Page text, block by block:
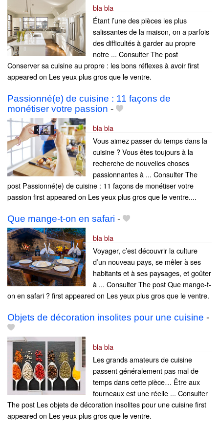
bla bla
Étant l’une des pièces les plus
salissantes de la maison, on a parfois
des difficultés à garder au propre
notre ... Consulter The post
Conserver sa cuisine au propre : les bons réflexes à avoir first
appeared on Les yeux plus gros que le ventre.
Passionné(e) de cuisine : 11 façons de
monétiser votre passion -
bla bla
Vous aimez passer du temps dans la
cuisine ? Vous êtes toujours à la
recherche de nouvelles choses
passionnantes à ... Consulter The
post Passionné(e) de cuisine : 11 façons de monétiser votre
passion first appeared on Les yeux plus gros que le ventre....
Que mange-t-on en safari -
bla bla
Voyager, c’est découvrir la culture
d’un nouveau pays, se mêler à ses
habitants et à ses paysages, et goûter
à ... Consulter The post Que mange-t-
on en safari ? first appeared on Les yeux plus gros que le ventre.
Objets de décoration insolites pour une cuisine -
bla bla
Les grands amateurs de cuisine
passent généralement pas mal de
temps dans cette pièce… Être aux
fourneaux est une réelle ... Consulter
The post Les objets de décoration insolites pour une cuisine first
appeared on Les yeux plus gros que le ventre.